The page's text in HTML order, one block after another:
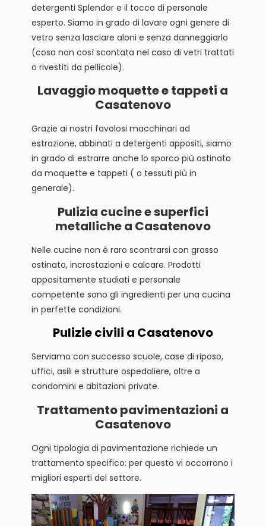
detergenti Splendor e il tocco di personale
esperto. Siamo in grado di lavare ogni genere di
vetro senza lasciare aloni e senza danneggiarlo
(cosa non così scontata nel caso di vetri trattati
o rivestiti da pellicole).
Lavaggio moquette e tappeti a
Casatenovo
Grazie ai nostri favolosi macchinari ad
estrazione, abbinati a detergenti appositi, siamo
in grado di estrarre anche lo sporco più ostinato
da moquette e tappeti ( o tessuti più in
generale).
Pulizia cucine e superfici
metalliche a Casatenovo
Nelle cucine non è raro scontrarsi con grasso
ostinato, incrostazioni e calcare. Prodotti
appositamente studiati e personale
competente sono gli ingredienti per una cucina
in perfette condizioni.
Pulizie civili a Casatenovo
Serviamo con successo scuole, case di riposo,
uffici, asili e strutture ospedaliere, oltre a
condomini e abitazioni private.
Trattamento pavimentazioni a
Casatenovo
Ogni tipologia di pavimentazione richiede un
trattamento specifico: per questo vi occorrono i
migliori esperti del settore.